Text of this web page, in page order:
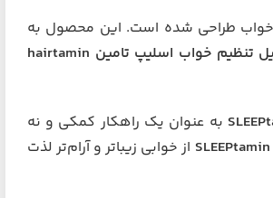
طراحی شده است. این محصول به
تنظیم خواب اسلیپ تامین
به عنوان یک راهکار کمکی و نه
از خوابی زیباتر و آرام‌تر لذت